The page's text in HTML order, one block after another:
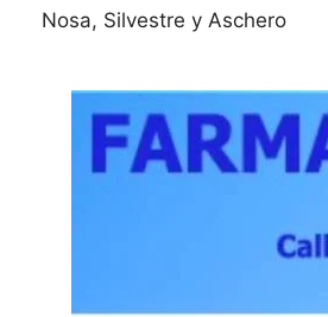
Nosa, Silvestre y Aschero